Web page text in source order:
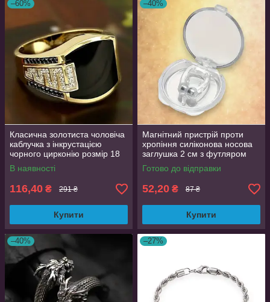
–60%
Класична золотиста чоловіча
каблучка з інкрустацією
чорного цирконію розмір 18
AurumLux193
В наявності
116,40 ₴ 291 ₴
Купити
–40%
Магнітний пристрій проти
хропіння силіконова носова
заглушка 2 см з футляром
Готово до відправки
52,20 ₴ 87 ₴
Купити
–40% –27%